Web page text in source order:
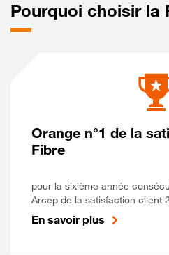
Pourquoi choisir la
Orange n°1 de la
Fibre
pour la sixième année
Arcep de la satisfaction client
En savoir plus